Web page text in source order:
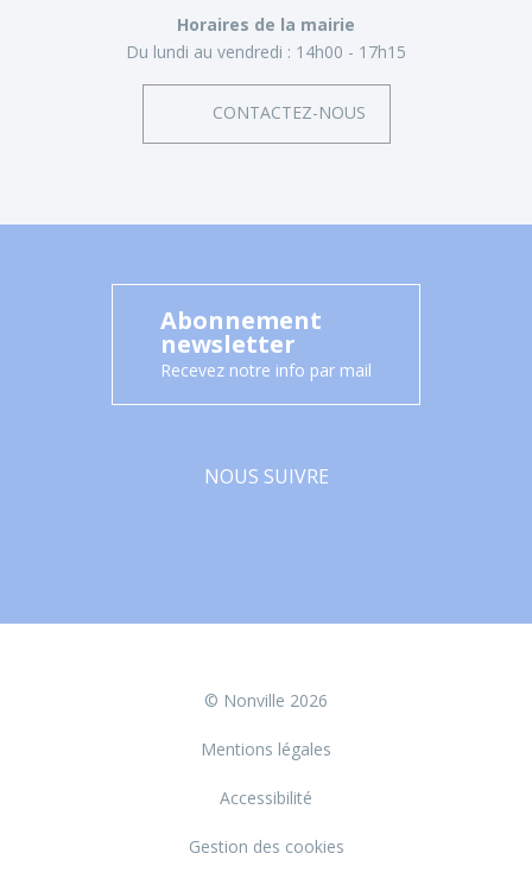
Horaires de la mairie
Du lundi au vendredi : 14h00 - 17h15
CONTACTEZ-NOUS
Abonnement
newsletter
Recevez notre info par mail
NOUS SUIVRE
© Nonville 2026
Mentions légales
Accessibilité
Gestion des cookies